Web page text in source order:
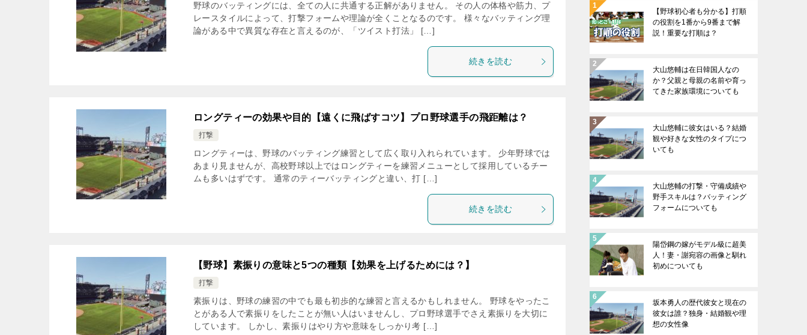
野球のバッティングには、全ての人に共通する正解がありません。 その人の体格や筋力、プ
レースタイルによって、打撃フォームや理論が全くことなるのです。 様々なバッティング理
論がある中で異質な存在と言えるのが、「ツイスト打法」 […]
続きを読む
ロングティーの効果や目的【遠くに飛ばすコツ】プロ野球選手の飛距離は？
打撃
ロングティーは、野球のバッティング練習として広く取り入れられています。 少年野球では
あまり見ませんが、高校野球以上ではロングティーを練習メニューとして採用しているチー
ムも多いはずです。 通常のティーバッティングと違い、打 […]
続きを読む
【野球】素振りの意味と5つの種類【効果を上げるためには？】
打撃
素振りは、野球の練習の中でも最も初歩的な練習と言えるかもしれません。 野球をやったこ
とがある人で素振りをしたことが無い人はいませんし、プロ野球選手でさえ素振りを大切に
しています。 しかし、素振りはやり方や意味をしっかり考 […]
【野球初心者も分かる】打順
の役割を1番から9番まで解
説！重要な打順は？
大山悠輔は在日韓国人なの
か？父親と母親の名前や育っ
てきた家族環境についても
大山悠輔に彼女はいる？結婚
観や好きな女性のタイプにつ
いても
大山悠輔の打撃・守備成績や
野手スキルは？バッティング
フォームについても
陽岱鋼の嫁がモデル級に超美
人！妻・謝宛容の画像と馴れ
初めについても
坂本勇人の歴代彼女と現在の
彼女は誰？独身・結婚観や理
想の女性像